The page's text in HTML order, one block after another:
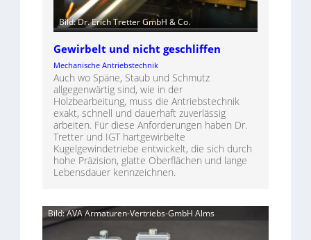
Bild: Dr. Erich Tretter GmbH & Co.
Gewirbelt und nicht geschliffen
Mechanische Antriebstechnik
Auch wo Späne, Staub und Schmutz
allgegenwärtig sind, wie in der
Holzbearbeitung, muss die Antriebstechnik
exakt, schnell und dauerhaft zuverlässig
arbeiten. Für diese Anforderungen haben Dr.
Tretter und IGT hartgewirbelte
Kugelgewindetriebe entwickelt, die sich durch
hohe Präzision, glatte Oberflächen und lange
Lebensdauer kennzeichnen.
Bild: AVA Armaturen-Vertriebs-GmbH Alms